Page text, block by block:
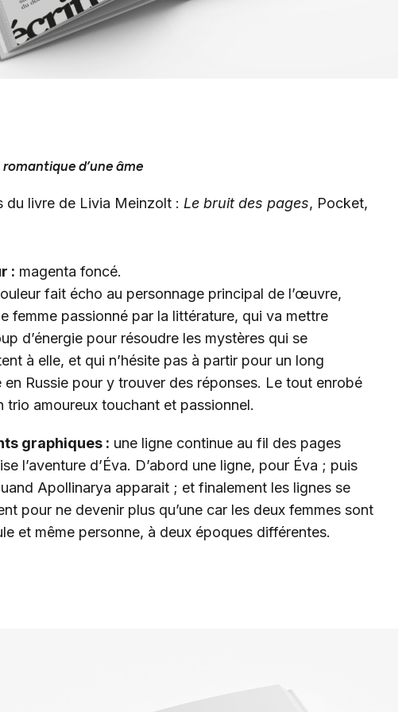
d’une âme
du livre de Livia Meinzolt : Le bruit des pages, Pocket,
: magenta foncé.
fait écho au personnage principal de l’œuvre,
femme passionné par la littérature, qui va mettre
d’énergie pour résoudre les mystères qui se
à elle, et qui n’hésite pas à partir pour un long
en Russie pour y trouver des réponses. Le tout enrobé
trio amoureux touchant et passionnel.
graphiques : une ligne continue au fil des pages
l’aventure d’Éva. D’abord une ligne, pour Éva ; puis
Apollinarya apparait ; et finalement les lignes se
pour ne devenir plus qu’une car les deux femmes sont
et même personne, à deux époques différentes.